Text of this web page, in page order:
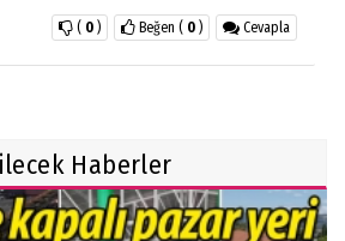
Cevapla
Beğen ( 0 )
( 0 )
Haberler